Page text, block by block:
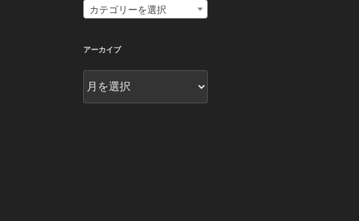
カテゴリーを選択
アーカイブ
ー